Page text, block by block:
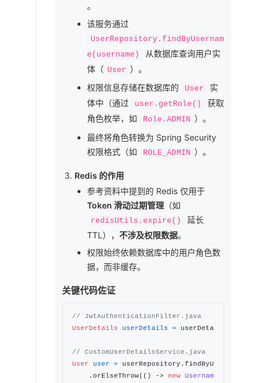
。
该服务通过
UserRepository.findByUsernam
e(username)
从数据库查询用户实
体（ User ）。
权限信息存储在数据库的
User
实
体中（通过
user.getRole()
获取
角色枚举，如
Role.ADMIN ）。
最终将角色转换为 Spring Security
权限格式（如
ROLE_ADMIN ）。
Redis 的作用
参考资料中提到的 Redis 仅用于
Token 滑动过期管理 （如
redisUtils.expire()
延长
TTL）， 不涉及权限数据。
权限始终依赖数据库中的用户角色数
据，而非缓存。
关键代码佐证
// JwtAuthenticationFilter.java
UserDetails
userDetails =
// CustomUserDetailsService.java
User
user =
    .orElseThrow(() ->
new